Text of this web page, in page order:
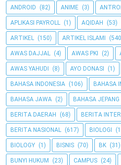
ANDROID (82) ANIME (3)
APLIKASI PAYROLL (1) AQIDAH (53)
ARTIKEL (150) ARTIKEL ISLAMI
AWAS DAJJAL (4) AWAS PKI (2)
AWAS YAHUDI (8) AYO DONASI (1)
BAHASA INDONESIA (106) BAHASA
BAHASA JAWA (2) BAHASA JEPANG
BERITA DAERAH (68) BERITA
BERITA NASIONAL (617) BIOLOGI
BIOLOGY (1) BISNIS (70) BK (31)
BUNYI HUKUM (23) CAMPUS (24)